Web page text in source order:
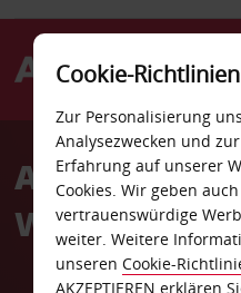
Avis
Water Str
Cookie-Richtlinien
Zur Personalisierung
Analysezwecken und
Erfahrung auf unserer
Cookies. Wir geben
vertrauenswürdige
weiter. Weitere
unseren Cookie-
AKZEPTIEREN erklären